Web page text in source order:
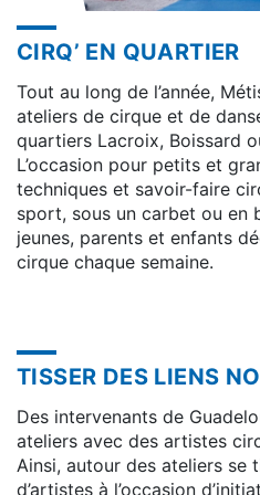
CIRQ’ EN QUARTIER
Tout au long de l’année,
ateliers de cirque et de
quartiers Lacroix, Boissard
L’occasion pour petits et
techniques et savoir-faire
sport, sous un carbet ou en
jeunes, parents et enfants
cirque chaque semaine.
TISSER DES LIENS
Des intervenants de
ateliers avec des artistes
Ainsi, autour des ateliers se
d’artistes à l’occasion